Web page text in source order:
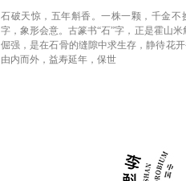
石破天惊，五年斛香。一株一颗，千金不换
字，象形会意。古篆书“石”字，正是霍山
倔强，是在石骨的缝隙中求生存，静待花
由内而外，益寿延年，保世